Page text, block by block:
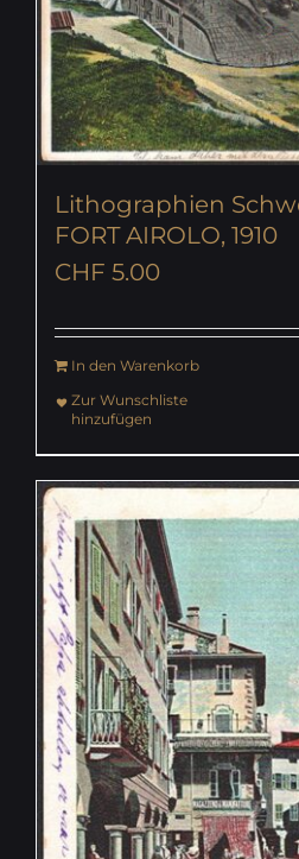
Lithographien
FORT AIROLO, 1910
CHF 5.00
In den Warenkorb
Zur Wunschliste
hinzufügen